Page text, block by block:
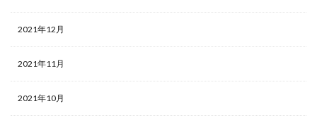
2021年12月
2021年11月
2021年10月